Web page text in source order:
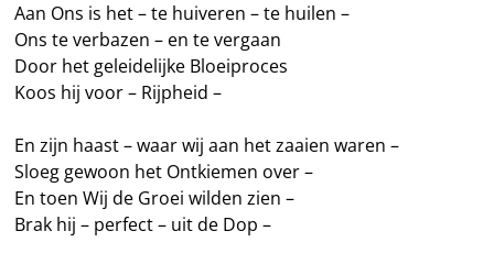
Aan Ons is het – te huiveren – te huilen –
Ons te verbazen – en te vergaan
Door het geleidelijke Bloeiproces
Koos hij voor – Rijpheid –
En zijn haast – waar wij aan het zaaien waren –
Sloeg gewoon het Ontkiemen over –
En toen Wij de Groei wilden zien –
Brak hij – perfect – uit de Dop –